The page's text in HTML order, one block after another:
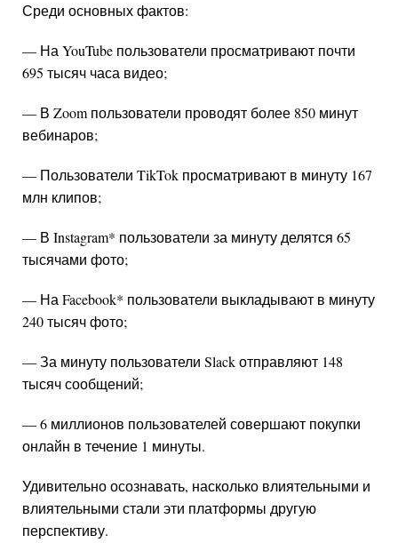
Среди основных фактов:
— На YouTube пользователи просматривают почти
695 тысяч часа видео;
— В Zoom пользователи проводят более 850 минут
вебинаров;
— Пользователи TikTok просматривают в минуту 167
млн клипов;
— В Instagram* пользователи за минуту делятся 65
тысячами фото;
— НаFacebook* пользователи выкладывают в минуту
240 тысяч фото;
— За минуту пользователи Slack отправляют 148
тысяч сообщений;
— 6 миллионов пользователей совершают покупки
онлайн в течение 1 минуты.
Удивительно осознавать, насколько влиятельными и
влиятельными стали эти платформы другую
перспективу.